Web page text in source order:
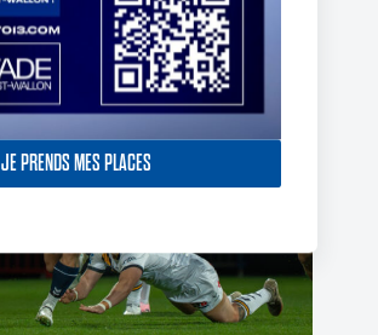
JE PRENDS MES PLACES